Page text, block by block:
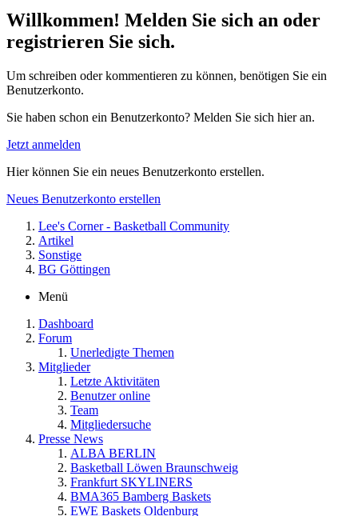
Willkommen! Melden Sie sich an oder
registrieren Sie sich.
Um schreiben oder kommentieren zu können, benötigen Sie ein
Benutzerkonto.
Sie haben schon ein Benutzerkonto? Melden Sie sich hier an.
Jetzt anmelden
Hier können Sie ein neues Benutzerkonto erstellen.
Neues Benutzerkonto erstellen
Lee's Corner - Basketball Community
Artikel
Sonstige
BG Göttingen
Menü
Dashboard
Forum
Unerledigte Themen
Mitglieder
Letzte Aktivitäten
Benutzer online
Team
Mitgliedersuche
Presse News
ALBA BERLIN
Basketball Löwen Braunschweig
Frankfurt SKYLINERS
BMA365 Bamberg Baskets
EWE Baskets Oldenburg